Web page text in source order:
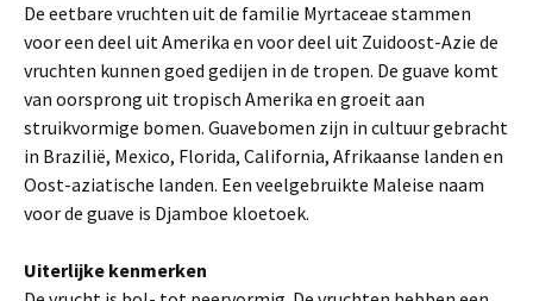
De eetbare vruchten uit de familie Myrtaceae stammen
voor een deel uit Amerika en voor deel uit Zuidoost-Azie de
vruchten kunnen goed gedijen in de tropen. De guave komt
van oorsprong uit tropisch Amerika en groeit aan
struikvormige bomen. Guavebomen zijn in cultuur gebracht
in Brazilië, Mexico, Florida, California, Afrikaanse landen en
Oost-aziatische landen. Een veelgebruikte Maleise naam
voor de guave is Djamboe kloetoek.
Uiterlijke kenmerken